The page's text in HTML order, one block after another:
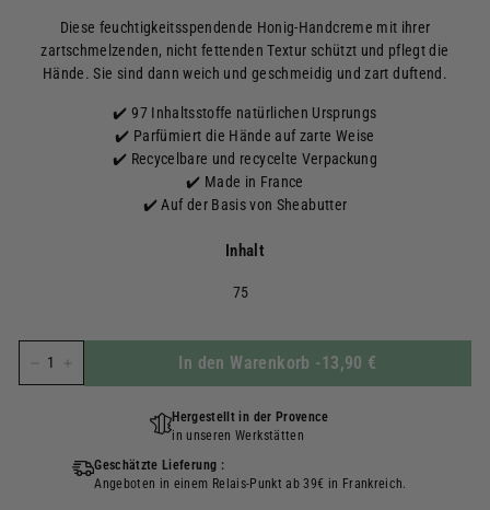
Diese feuchtigkeitsspendende Honig-Handcreme mit ihrer
zartschmelzenden, nicht fettenden Textur schützt und pflegt die
Hände. Sie sind dann weich und geschmeidig und zart duftend.
✔️ 97 Inhaltsstoffe natürlichen Ursprungs
✔️ Parfümiert die Hände auf zarte Weise
✔️ Recycelbare und recycelte Verpackung
✔️ Made in France
✔️ Auf der Basis von Sheabutter
Inhalt
75
In den Warenkorb -13,90 €
Hergestellt in der Provence
in unseren Werkstätten
Geschätzte Lieferung :
Angeboten in einem Relais-Punkt ab 39€ in Frankreich.